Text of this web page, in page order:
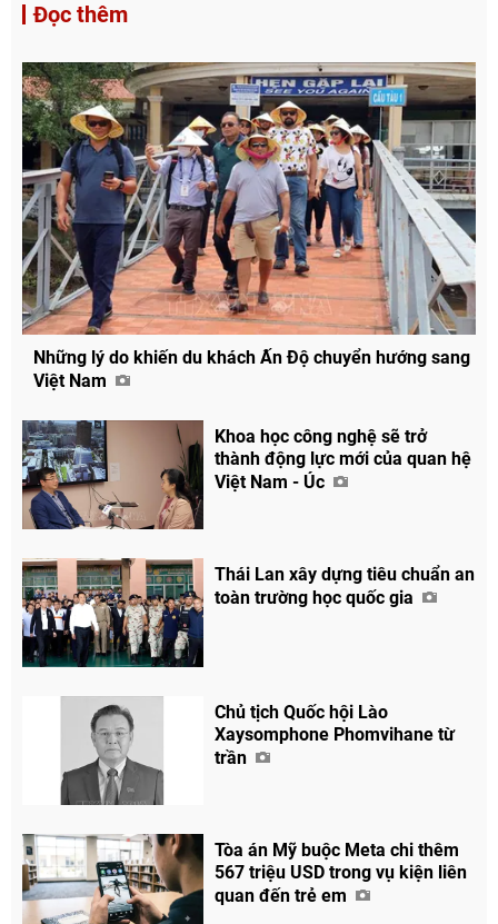
Đọc thêm
Những lý do khiến du khách Ấn Độ chuyển hướng sang
Việt Nam
Khoa học công nghệ sẽ trở
thành động lực mới của quan hệ
Việt Nam - Úc
Thái Lan xây dựng tiêu chuẩn an
toàn trường học quốc gia
Chủ tịch Quốc hội Lào
Xaysomphone Phomvihane từ
trần
Tòa án Mỹ buộc Meta chi thêm
567 triệu USD trong vụ kiện liên
quan đến trẻ em